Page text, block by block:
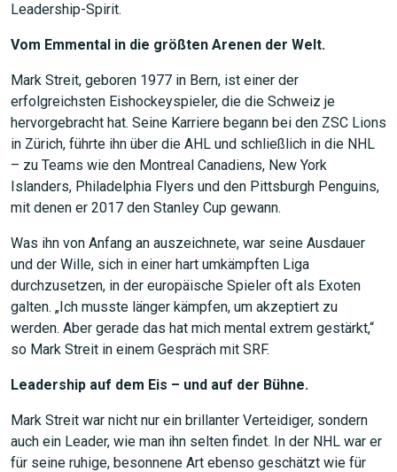
Leadership-Spirit.
Vom Emmental in die größten Arenen der Welt.
Mark Streit, geboren 1977 in Bern, ist einer der
erfolgreichsten Eishockeyspieler, die die Schweiz je
hervorgebracht hat. Seine Karriere begann bei den ZSC Lions
in Zürich, führte ihn über die AHL und schließlich in die NHL
– zu Teams wie den Montreal Canadiens, New York
Islanders, Philadelphia Flyers und den Pittsburgh Penguins,
mit denen er 2017 den Stanley Cup gewann.
Was ihn von Anfang an auszeichnete, war seine Ausdauer
und der Wille, sich in einer hart umkämpften Liga
durchzusetzen, in der europäische Spieler oft als Exoten
galten. „Ich musste länger kämpfen, um akzeptiert zu
werden. Aber gerade das hat mich mental extrem gestärkt,“
so Mark Streit in einem Gespräch mit SRF.
Leadership auf dem Eis – und auf der Bühne.
Mark Streit war nicht nur ein brillanter Verteidiger, sondern
auch ein Leader, wie man ihn selten findet. In der NHL war er
für seine ruhige, besonnene Art ebenso geschätzt wie für